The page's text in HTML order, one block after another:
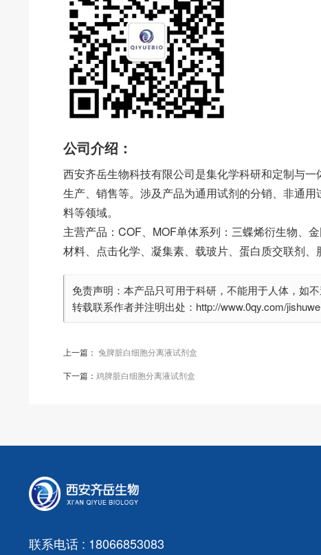
公司介绍：
西安齐岳生物科技有限公司是集化学科研和定制与
生产、销售等。涉及产品为通用试剂的分销、非通
料等领域。
主营产品：COF、MOF单体系列：三蝶烯衍生物、
材料、点击化学、凝集素、载玻片、蛋白质交联剂、
免责声明：本产品只可用于科研，不能用于人体，如
转载联系作者并注明出处：http://www.0qy.com/
上一篇： 兔脾脏白细胞分离液试剂盒
下一篇： 鸡脾脏白细胞分离液试剂盒
联系电话 : 18066853083